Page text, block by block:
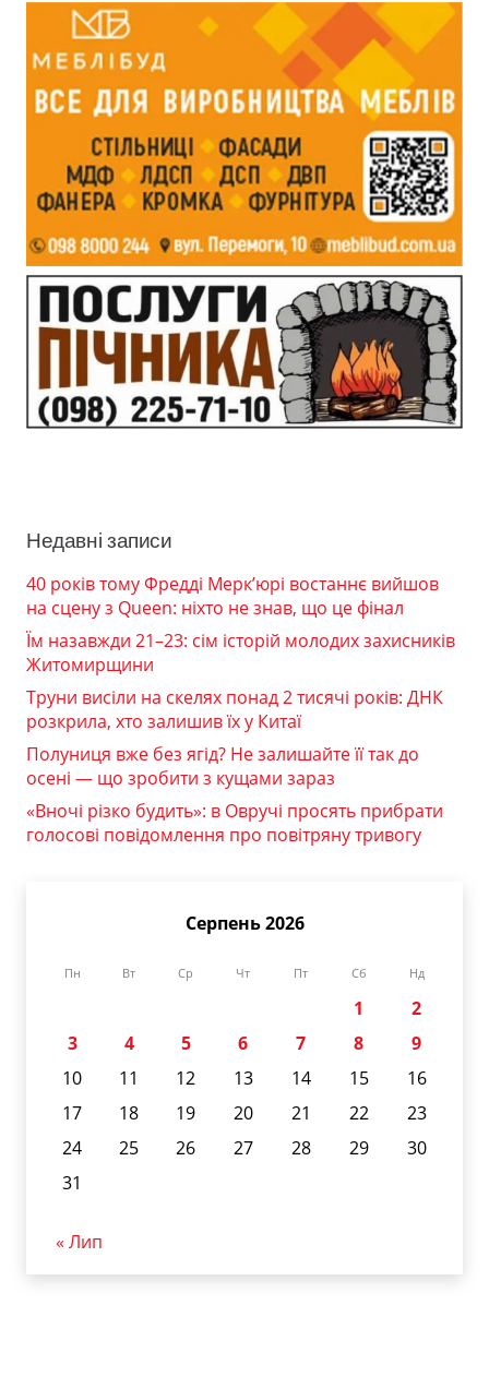
Недавні записи
40 років тому Фредді Мерк’юрі востаннє вийшов
на сцену з Queen: ніхто не знав, що це фінал
Їм назавжди 21–23: сім історій молодих захисників
Житомирщини
Труни висіли на скелях понад 2 тисячі років: ДНК
розкрила, хто залишив їх у Китаї
Полуниця вже без ягід? Не залишайте її так до
осені — що зробити з кущами зараз
«Вночі різко будить»: в Овручі просять прибрати
голосові повідомлення про повітряну тривогу
Серпень 2026
Пн Вт Ср Чт Пт Сб Нд
1
2
3
4 5 6 7 8
9
10
11 12 13 14 15
16
17
18 19 20 21 22
23
24
25 26 27 28 29
30
31
« Лип